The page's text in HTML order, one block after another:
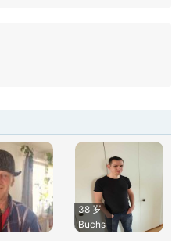
38 岁
Buchs